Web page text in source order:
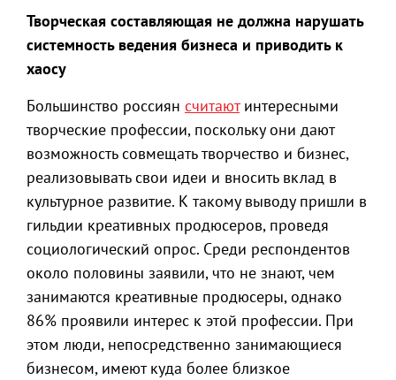
Творческая составляющая не должна нарушать
системность ведения бизнеса и приводить к
хаосу
Большинство россиян считаютинтересными
творческие профессии, поскольку они дают
возможность совмещать творчество и бизнес,
реализовывать свои идеи и вносить вклад в
культурное развитие. К такому выводу пришли в
гильдии креативных продюсеров, проведя
социологический опрос. Среди респондентов
около половины заявили, что не знают, чем
занимаются креативные продюсеры, однако
86% проявили интерес к этой профессии. При
этом люди, непосредственно занимающиеся
бизнесом, имеют куда более близкое